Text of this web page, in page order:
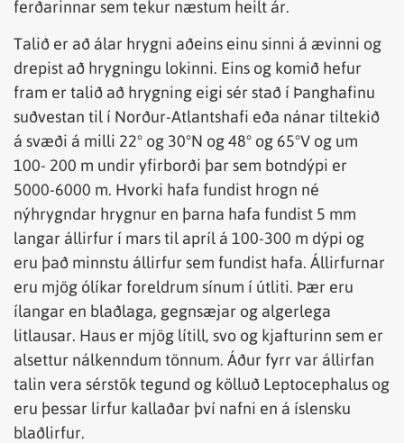
ferðarinnar sem tekur næstum heilt ár.
Talið er að álar hrygni aðeins einu sinni á ævinni og
drepist að hrygningu lokinni. Eins og komið hefur
fram er talið að hrygning eigi sér stað í Þanghafinu
suðvestan til í Norður-Atlantshafi eða nánar tiltekið
á svæði á milli 22° og 30°N og 48° og 65°V og um
100- 200 m undir yfirborði þar sem botndýpi er
5000-6000 m. Hvorki hafa fundist hrogn né
nýhrygndar hrygnur en þarna hafa fundist 5 mm
langar állirfur í mars til apríl á 100-300 m dýpi og
eru það minnstu állirfur sem fundist hafa. Állirfurnar
eru mjög ólíkar foreldrum sínum í útliti. Þær eru
ílangar en blaðlaga, gegnsæjar og algerlega
litlausar. Haus er mjög lítill, svo og kjafturinn sem er
alsettur nálkenndum tönnum. Áður fyrr var állirfan
talin vera sérstök tegund og kölluð Leptocephalus og
eru þessar lirfur kallaðar því nafni en á íslensku
blaðlirfur.